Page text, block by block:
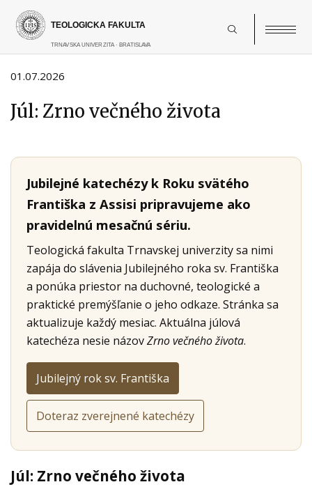
Skočiť
hlavný
obsah
01.07.2026
Júl: Zrno večného života
Jubilejné katechézy k Roku svätého
Františka z Assisi pripravujeme ako
pravidelnú mesačnú sériu.
Teologická fakulta Trnavskej univerzity sa nimi
zapája do slávenia Jubilejného roka sv. Františka
a ponúka priestor na duchovné, teologické a
praktické premýšľanie o jeho odkaze. Stránka sa
aktualizuje každý mesiac. Aktuálna júlová
katechéza nesie názovZrno večného života.
Jubilejný rok sv. Františka
Doteraz zverejnené katechézy
Júl: Zrno večného života